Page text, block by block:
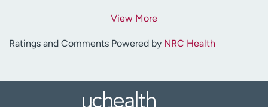
View More
Ratings and Comments Powered by NRC Health